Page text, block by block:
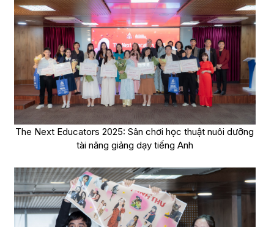
The Next Educators 2025: Sân chơi học thuật nuôi dưỡng
tài năng giảng dạy tiếng Anh